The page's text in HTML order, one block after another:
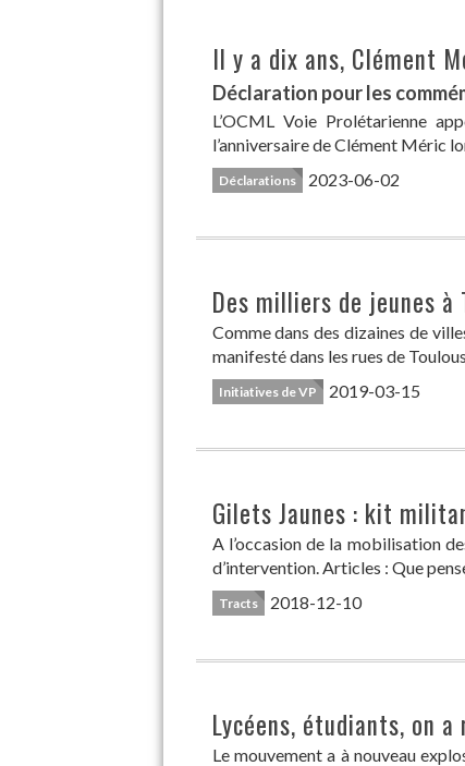
Il y a dix ans, Clément
Déclaration pour les
L’OCML Voie Prolétarienne
l’anniversaire de Clément Méric
Déclarations 2023-06-02
Des milliers de jeunes
Comme dans des dizaines de
manifesté dans les rues de
Initiatives de VP 2019-03-15
Gilets Jaunes : kit
A l’occasion de la mobilisation
d’intervention. Articles : Que
Tracts 2018-12-10
Lycéens, étudiants, on
Le mouvement a à nouveau